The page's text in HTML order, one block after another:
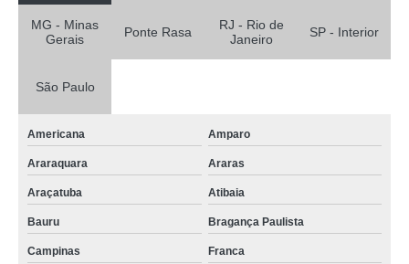
MG - Minas
Gerais
Ponte Rasa
RJ - Rio de
Janeiro
SP - Interior
São Paulo
Americana Amparo
Araraquara Araras
Araçatuba Atibaia
Bauru Bragança Paulista
Campinas Franca